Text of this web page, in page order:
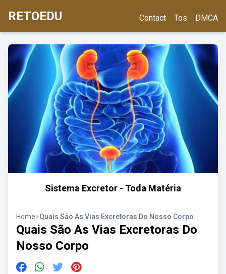
RETOEDU Contact Tos DMCA
Sistema Excretor - Toda Matéria
Home>Quais São As Vias Excretoras Do Nosso Corpo
Quais São As Vias Excretoras Do
Nosso Corpo